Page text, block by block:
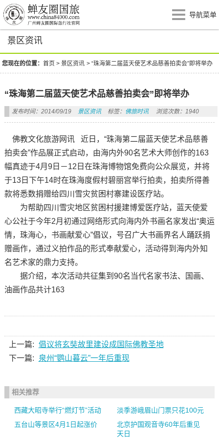
导航菜单
景区资讯
您现在的位置：首页 >景区资讯 >“珠海第二届蓝天使艺术品慈善拍卖会”即将举办
“珠海第二届蓝天使艺术品慈善拍卖会”即将举办
发布时间：2014/09/19 景区资讯 标签： 佛旅时讯 浏览次数：1940
佛教文化旅游网讯 近日，“珠海第二届蓝天使艺术品慈善
拍卖会”作品展正式启动，由海内外90名艺术大师创作的163
幅真迹于4月9日－12日在珠海博物馆免费向公众展览，并将
于13日下午14时在珠海度假村碧丽宫举行拍卖，拍卖所得善
款将悉数捐赠给四川雪灾贫困村寨建设医疗站。
为帮助四川雪灾地区贫困村援建博爱医疗站，蓝天使爱
心公社于今年2月初通过网络形式向海内外书画名家发出“奥运
情，珠海心，书画献爱心”倡议，号召广大书画界名人踊跃捐
赠画作，通过义拍作品的形式奉献爱心，活动得到海内外知
名艺术家的鼎力支持。
据介绍，本次活动共征集到90名当代名家书法、国画、
油画作品共计163
上一篇: 倡议将玄奘故里建设成国际佛教圣地
下一篇:
泉州“鹦山暮云”一年后重现
相关推荐
西藏大昭寺举行“燃灯节”活动
淡季游峨眉山门票只花100元
五台山等景区4月1日起涨价
北京护国观音寺60年后重见
天日